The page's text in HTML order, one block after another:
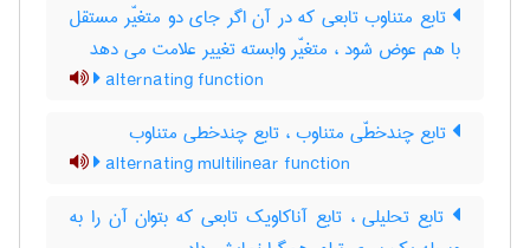
تابع متناوب تابعی که در آن اگر جای دو متغیّر مستقل
با هم عوض شود ، متغیّر وابسته تغییر علامت می دهد
alternating function
تابع چندخطّی متناوب ، تابع چندخطی متناوب
alternating multilinear function
تابع تحلیلی ، تابع آناکاویک تابعی که بتوان آن را به